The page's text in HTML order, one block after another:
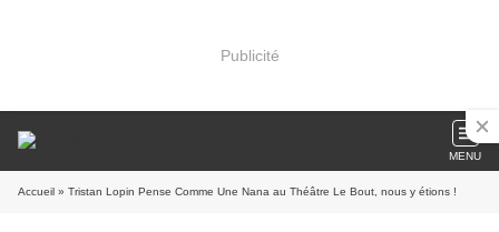
Publicité
MENU
Accueil » Tristan Lopin Pense Comme Une Nana au Théâtre Le Bout, nous y étions !